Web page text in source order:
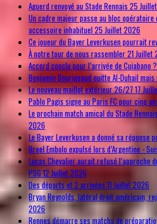
Aguerd renvoyé au Stade Rennais 25
Un cadre majeur passe au bloc
accessoire inhabituel25 Juillet 2026
Ce joueur du Bayer Leverkusen pourrait
À notre tour de nous rassembler21 Juillet
Accord conclu pour l’arrivée de Cuiabano ?
Benjamin Bourigeaud quitte Al-Duhail
Le nouveau maillot extérieur 26/2717
Pablo Pagis signe au Paris FC pour cinq
Le prochain match amical du Stade
2026
Le Bayer Leverkusen a donné sa réponse
Breel Embolo expulsé lors d’Argentine -
Lucas Chevalier aurait refusé l’approche
PSG12 Juillet 2026
Des départs et 2 arrivées 11 Juillet 2026
Bryan Reynolds, latéral droit américain,
2026
Rennes démarre ses matchs de